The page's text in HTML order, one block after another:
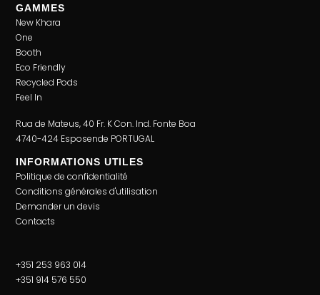
GAMMES
New Khara
One
Booth
Eco Friendly
Recycled Pods
Feel In
Rua de Mateus, 40 Fr. K Con. Ind. Fonte Boa
4740-424 Esposende PORTUGAL
INFORMATIONS UTILES
Politique de confidentialité
Conditions générales d'utilisation
Demander un devis
Contacts
+351 253 963 014
+351 914 576 550